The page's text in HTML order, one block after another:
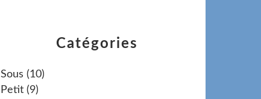
Catégories
Sous (10)
Petit (9)